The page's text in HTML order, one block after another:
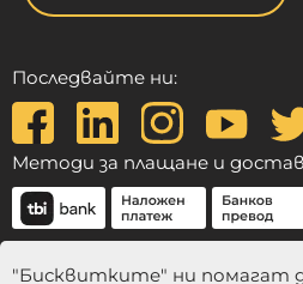
Последвайте ни:
Методи за плащане и
"Бисквитките" ни помагат